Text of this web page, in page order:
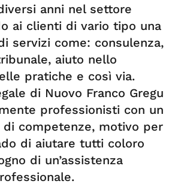
anni nel settore
ai clienti di vario tipo una
servizi come: consulenza,
aiuto nello
pratiche e così via.
di Nuovo Franco Gregu
professionisti con un
di competenze, motivo per
di aiutare tutti coloro
di un’assistenza